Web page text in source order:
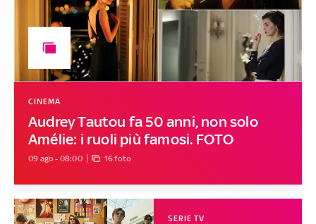
Audrey Tautou fa 50 anni, non solo
Amélie: i ruoli più famosi. FOTO
CINEMA
09 ago - 08:00 16 foto
SERIE TV